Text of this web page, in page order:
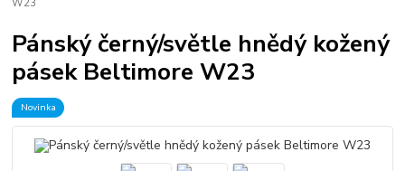
W23
Pánský černý/světle hnědý kožený
pásek Beltimore W23
Novinka